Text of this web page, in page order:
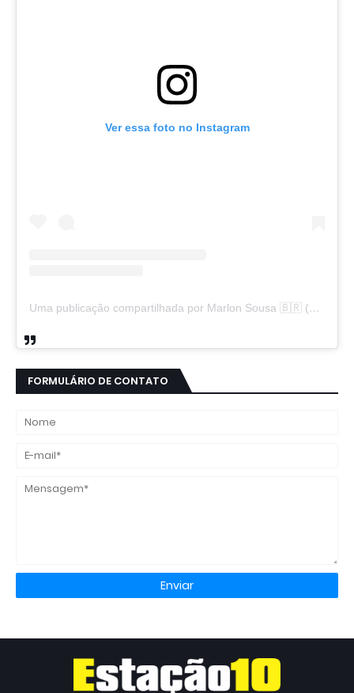
Ver essa foto no Instagram
Uma publicação compartilhada por Marlon Sousa 🇧🇷 (@marlon_xlt50)
FORMULÁRIO DE CONTATO